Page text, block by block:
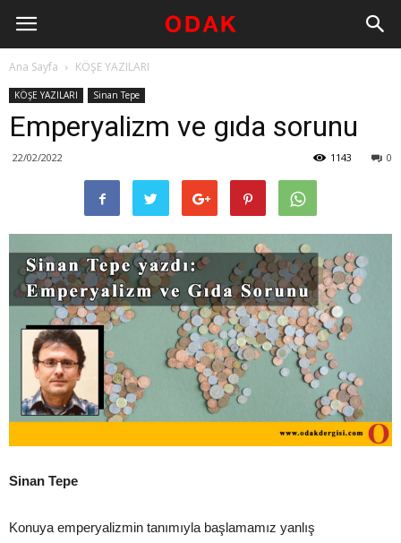
Ana Sayfa KÖŞE YAZILARI
KÖŞE YAZILARI Sinan Tepe
Emperyalizm ve gıda sorunu
22/02/2022 0
1143
Sinan Tepe
Konuya emperyalizmin tanımıyla başlamamız yanlış